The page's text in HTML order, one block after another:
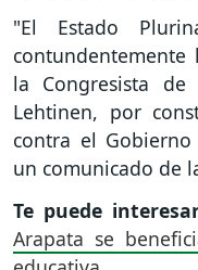
"El Estado
contundentemente
la Congresista de
Lehtinen, por
contra el
un comunicado de
Te puede
Arapata se